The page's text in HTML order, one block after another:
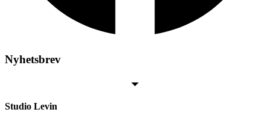
Nyhetsbrev
Studio Levin